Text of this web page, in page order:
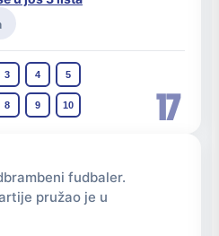
17
3 4 5
8 9 10
fudbaler.
pružao je u